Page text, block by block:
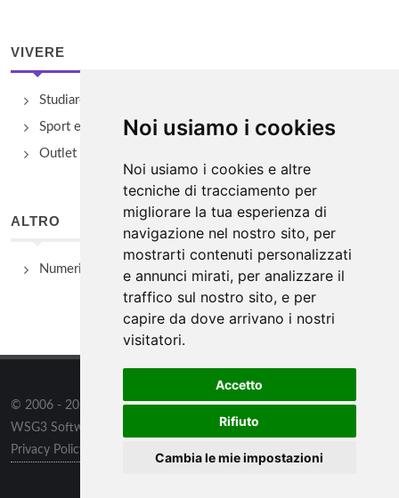
Noi usiamo i cookies
Noi usiamo i cookies e altre
tecniche di tracciamento per
migliorare la tua esperienza di
navigazione nel nostro sito, per
mostrarti contenuti personalizzati
e annunci mirati, per analizzare il
traffico sul nostro sito, e per
capire da dove arrivano i nostri
visitatori.
Accetto
Rifiuto
Cambia le mie impostazioni
VIVERE
Studiare
Sport e Benessere
Outlet e spacci aziendali
ALTRO
Numeri Utili
© 2006 - 2026 WSG3 STUDIOtutti i diritti riservati. Powered by
WSG3 Software
Privacy Policy
Preferenze sui Cookies